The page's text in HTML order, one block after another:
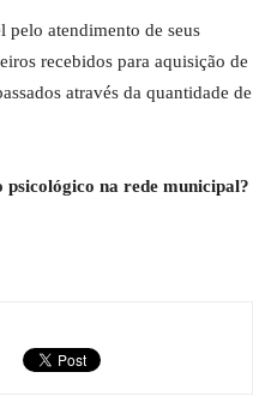
pelo atendimento de seus
recebidos para aquisição de
através da quantidade de
na rede municipal?